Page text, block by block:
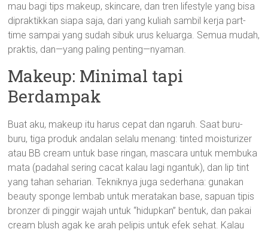
mau bagi tips makeup, skincare, dan tren lifestyle yang bisa
dipraktikkan siapa saja, dari yang kuliah sambil kerja part-
time sampai yang sudah sibuk urus keluarga. Semua mudah,
praktis, dan—yang paling penting—nyaman.
Makeup: Minimal tapi
Berdampak
Buat aku, makeup itu harus cepat dan ngaruh. Saat buru-
buru, tiga produk andalan selalu menang: tinted moisturizer
atau BB cream untuk base ringan, mascara untuk membuka
mata (padahal sering cacat kalau lagi ngantuk), dan lip tint
yang tahan seharian. Tekniknya juga sederhana: gunakan
beauty sponge lembab untuk meratakan base, sapuan tipis
bronzer di pinggir wajah untuk “hidupkan” bentuk, dan pakai
cream blush agak ke arah pelipis untuk efek sehat. Kalau